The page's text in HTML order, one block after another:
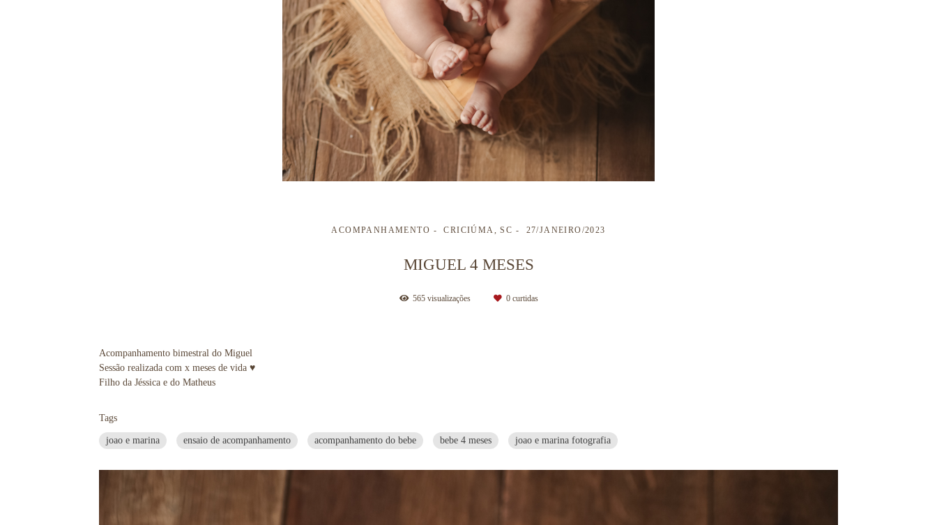
ACOMPANHAMENTO CRICIÚMA, SC 27/JANEIRO/2023
MIGUEL 4 MESES
565visualizações 0curtidas
Acompanhamento bimestral do Miguel
Sessão realizada com x meses de vida ♥
Filho da Jéssica e do Matheus
Tags
joao e marina ensaio de acompanhamento acompanhamento do bebe bebe 4 meses joao e marina fotografia